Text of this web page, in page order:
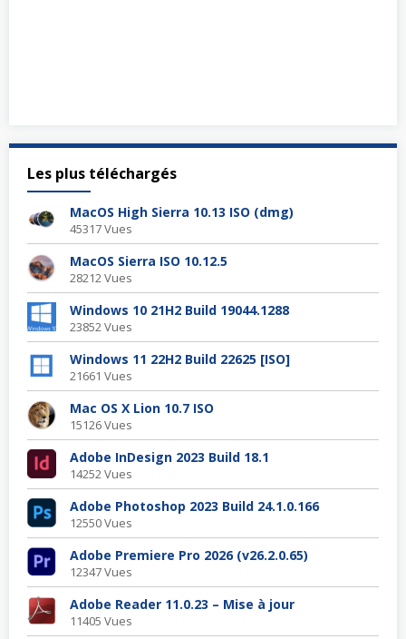
Les plus téléchargés
MacOS High Sierra 10.13 ISO (dmg)
45317 Vues
MacOS Sierra ISO 10.12.5
28212 Vues
Windows 10 21H2 Build 19044.1288
23852 Vues
Windows 11 22H2 Build 22625 [ISO]
21661 Vues
Mac OS X Lion 10.7 ISO
15126 Vues
Adobe InDesign 2023 Build 18.1
14252 Vues
Adobe Photoshop 2023 Build 24.1.0.166
12550 Vues
Adobe Premiere Pro 2026 (v26.2.0.65)
12347 Vues
Adobe Reader 11.0.23 – Mise à jour
11405 Vues